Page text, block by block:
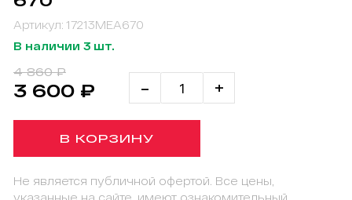
Артикул: 17213MEA670
В наличии 3 шт.
4 860 ₽
3 600 ₽ - +
В КОРЗИНУ
Не является публичной офертой. Все цены,
указанные на сайте, имеют ознакомительный